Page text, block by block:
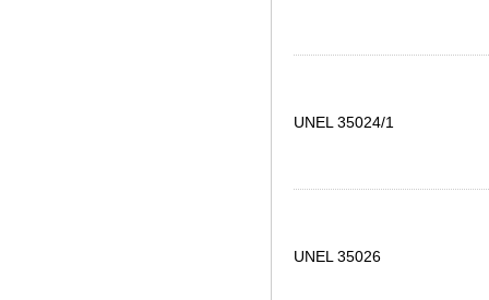
UNEL 35024/1
UNEL 35026